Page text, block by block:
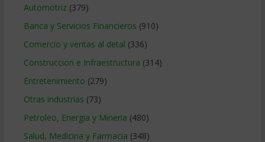
Automotriz(379)
Banca y Servicios Financieros (910)
Comercio y ventas al detal (336)
Construccion e Infraestructura (314)
Entretenimiento (279)
Otras industrias (73)
Petroleo, Energia y Mineria (480)
Salud, Medicina y Farmacia (348)